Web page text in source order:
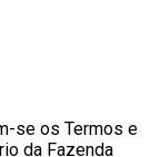
se os Termos e
da Fazenda